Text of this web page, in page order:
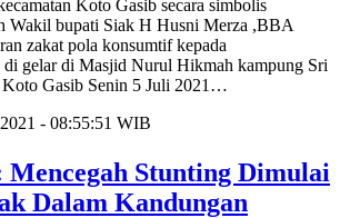
Koto Gasib secara simbolis
Wakil bupati Siak H Husni Merza ,BBA
zakat pola konsumtif kepada
gelar di Masjid Nurul Hikmah kampung Sri
Gasib Senin 5 Juli 2021…
- 08:55:51 WIB
Mencegah Stunting Dimulai
Dalam Kandungan